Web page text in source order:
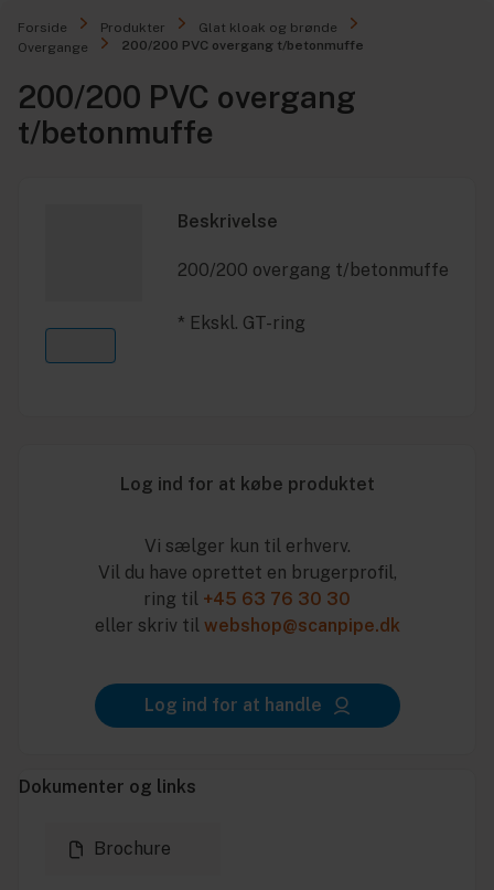
Forside Produkter
Glat kloak og brønde
Overgange
200/200 PVC overgang t/betonmuffe
200/200 PVC overgang
t/betonmuffe
Beskrivelse
200/200 overgang t/betonmuffe
* Ekskl. GT-ring
Log ind for at købe produktet
Vi sælger kun til erhverv.
Vil du have oprettet en brugerprofil,
ring til +45 63 76 30 30
eller skriv til webshop@scanpipe.dk
Log ind for at handle
Dokumenter og links
Brochure